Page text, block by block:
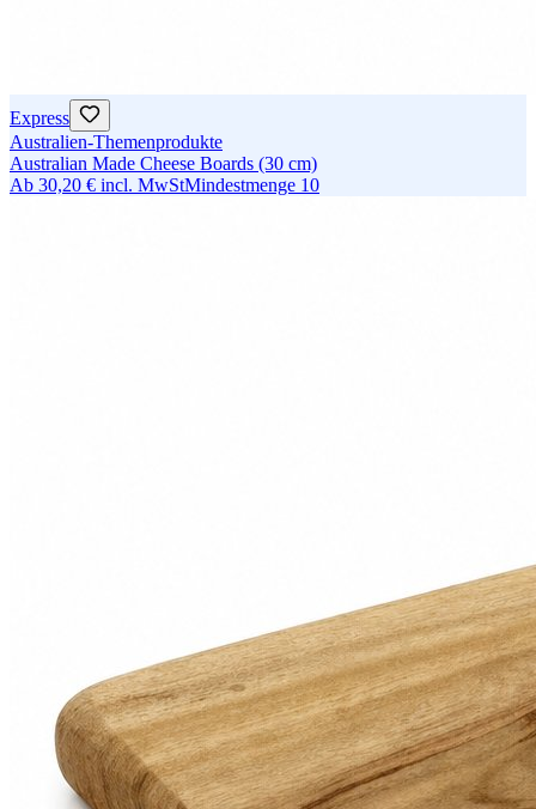
Express
Australien-Themenprodukte
Australian Made Cheese Boards (30 cm)
Ab 30,20 € incl. MwStMindestmenge 10